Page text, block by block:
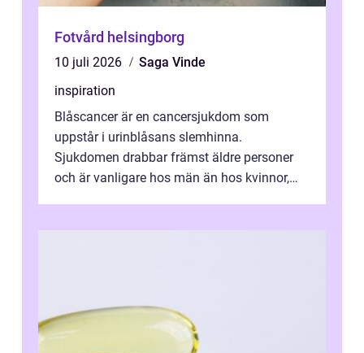
Fotvård helsingborg
10 juli 2026
Saga Vinde
inspiration
Blåscancer är en cancersjukdom som
uppstår i urinblåsans slemhinna.
Sjukdomen drabbar främst äldre personer
och är vanligare hos män än hos kvinnor,